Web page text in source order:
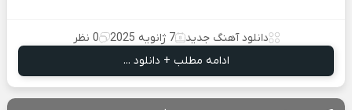
دانلود آهنگ جدید 7 ژانویه 2025
0 نظر
ادامه مطلب + دانلود ...